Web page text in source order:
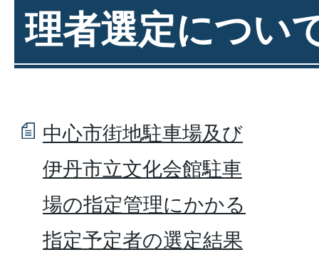
理者選定につい
中心市街地駐車場及び
伊丹市立文化会館駐車
場の指定管理にかかる
指定予定者の選定結果